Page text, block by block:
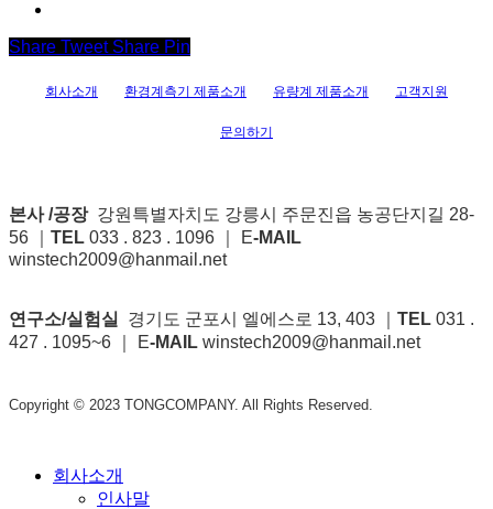
Share Tweet Share Pin
회사소개 환경계측기 제품소개 유량계 제품소개 고객지원
문의하기
본사 /공장강원특별자치도 강릉시 주문진읍 농공단지길 28-
56 ｜ TEL 033 . 823 . 1096 ｜ E-MAIL
winstech2009@hanmail.net
연구소/실험실 경기도 군포시 엘에스로 13, 403 ｜ TEL 031 .
427 . 1095~6 ｜ E-MAIL winstech2009@hanmail.net
Copyright © 2023 TONGCOMPANY. All Rights Reserved.
Close 회사소개
인사말